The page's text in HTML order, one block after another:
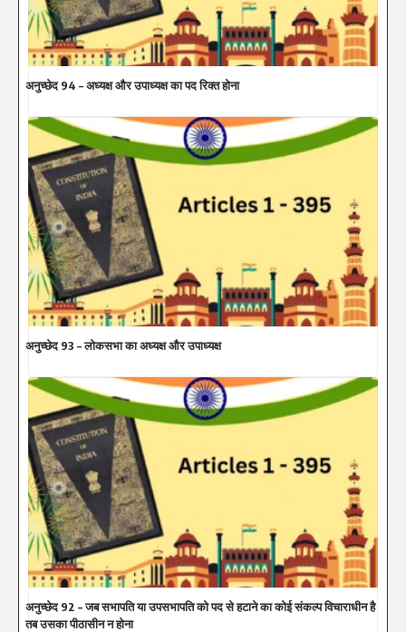
अनुच्छेद 94 – अध्यक्ष और उपाध्यक्ष का पद रिक्त होना
अनुच्छेद 93 – लोकसभा का अध्यक्ष और उपाध्यक्ष
अनुच्छेद 92 – जब सभापति या उपसभापति को पद से हटाने का कोई संकल्प विचाराधीन है
तब उसका पीठासीन न होना